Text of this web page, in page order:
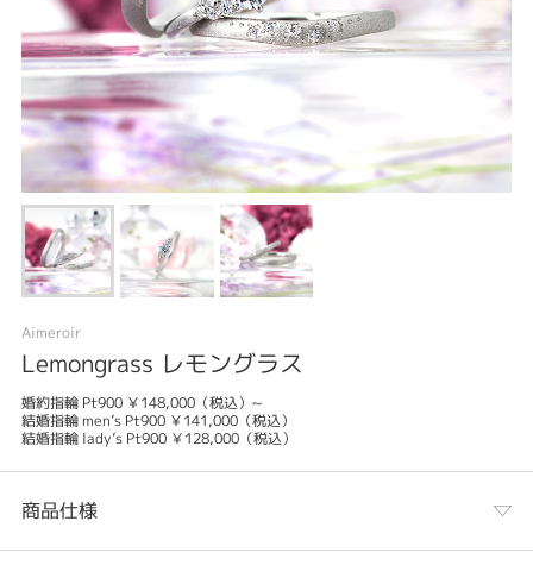
Aimeroir
Lemongrass レモングラス
婚約指輪 Pt900 ￥148,000（税込）~
結婚指輪 men’s Pt900 ￥141,000（税込）
結婚指輪 lady’s Pt900 ￥128,000（税込）
商品仕様